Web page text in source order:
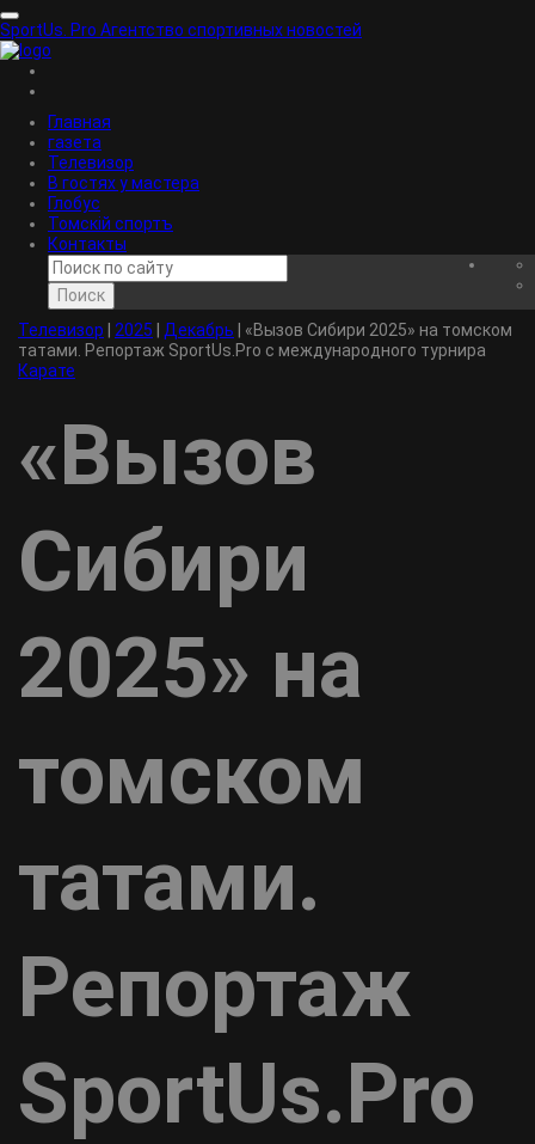
SportUs. Pro Агентство спортивных новостей
Главная
газета
Телевизор
В гостях у мастера
Глобус
Томскiй спортъ
Контакты
Поиск
Телевизор
2025 Декабрь
«Вызов Сибири 2025» на томском
татами. Репортаж SportUs.Pro с международного турнира
Карате
«Вызов
Сибири
2025» на
томском
татами.
Репортаж
SportUs.Pro